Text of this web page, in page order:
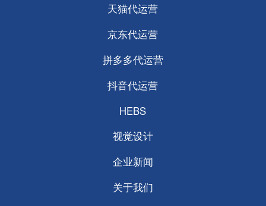
天猫代运营
京东代运营
拼多多代运营
抖音代运营
HEBS
视觉设计
企业新闻
关于我们